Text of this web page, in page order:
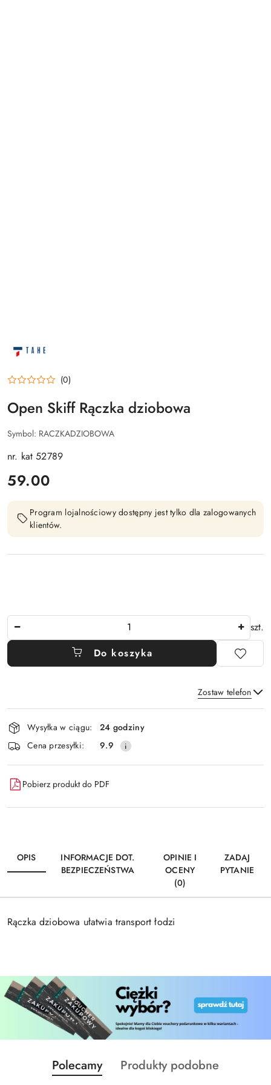
PRODUCENTA:
OPEN
(0)
Open Skiff Rączka dziobowa
Symbol: RACZKADZIOBOWA
nr. kat 52789
cena:
59.00
Program lojalnościowy dostępny jest tylko dla zalogowanych
klientów.
szt.
Do koszyka
Zostaw telefon
Wyślij
Dostępność
i
dostawa
Wysyłka w ciągu:
24 godziny
Cena przesyłki:
9.9
Pobierz produkt do PDF
OPIS
INFORMACJE DOT.
BEZPIECZEŃSTWA
OPINIE I
OCENY
(0)
ZADAJ
PYTANIE
Rączka dziobowa ułatwia transport łodzi
Pomiń karuzelę produktów
Produkty
o
Polecamy
Produkty
Produkty podobne